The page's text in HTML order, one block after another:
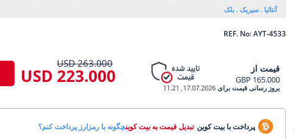
آنتالیا سیریک بلک
REF. No: AYT-4533
قیمت از
165.000 GBP
263.000 USD
223.000 USD
بروز رسانی قیمت برای17.07.2026, 11.21
پرداخت با بیت کوین تبدیل قیمت به بیت کوینچگونه با رمزارز پرداخت کنم؟